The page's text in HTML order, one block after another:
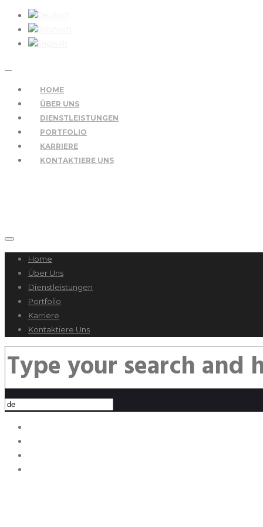
HOME
ÜBER UNS
DIENSTLEISTUNGEN
PORTFOLIO
KARRIERE
KONTAKTIERE UNS
Home
Über Uns
Dienstleistungen
Portfolio
Karriere
Kontaktiere Uns